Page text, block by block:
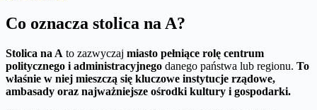
Co oznacza stolica na A?
Stolica na A to zazwyczaj miasto pełniące rolę centrum
politycznego i administracyjnego danego państwa lub regionu. To
właśnie w niej mieszczą się kluczowe instytucje rządowe,
ambasady oraz najważniejsze ośrodki kultury i gospodarki.